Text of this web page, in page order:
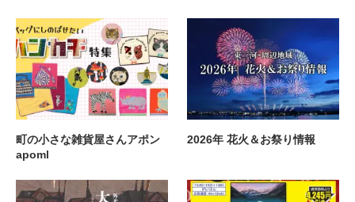
町の小さな雑貨屋さんアポン
apoml
2026年 花火＆お祭り情報